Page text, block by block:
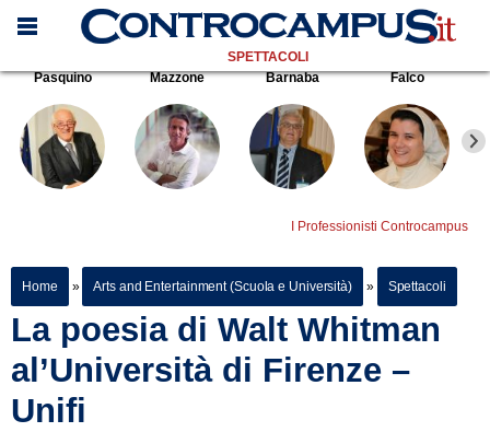
SPETTACOLI
Pasquino
Mazzone Barnaba Falco
I Professionisti Controcampus
Home » Arts and Entertainment (Scuola e Università) » Spettacoli
La poesia di Walt Whitman
al’Università di Firenze –
Unifi